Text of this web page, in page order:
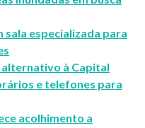
especializada para
à Capital
e telefones para
acolhimento a